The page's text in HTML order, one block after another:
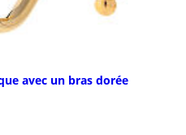
avec un bras dorée